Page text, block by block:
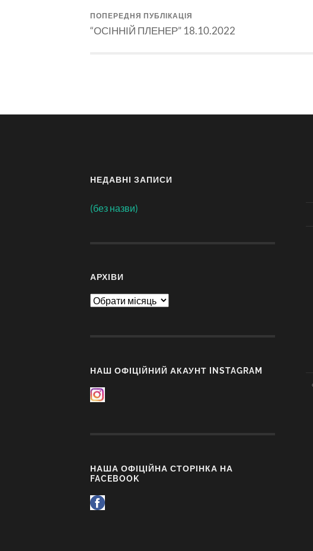
ПОПЕРЕДНЯ ПУБЛІКАЦІЯ
“ОСІННІЙ ПЛЕНЕР” 18.10.2022
НЕДАВНІ ЗАПИСИ
(без назви)
АРХІВИ
Архіви
НАШ ОФІЦІЙНИЙ АКАУНТ INSTAGRAM
НАША ОФІЦІЙНА СТОРІНКА НА
FACEBOOK